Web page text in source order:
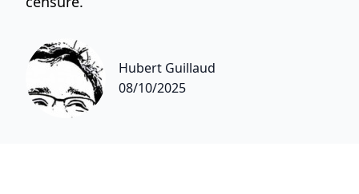
Hubert Guillaud
08/10/2025